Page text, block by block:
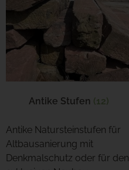
Antike Stufen (12)
Antike Natursteinstufen für
Altbausanierung mit
Denkmalschutz oder für den